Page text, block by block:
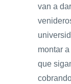
van a
montar
que